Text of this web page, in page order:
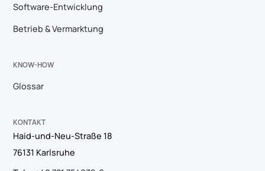
Software-Entwicklung
Betrieb & Vermarktung
KNOW-HOW
Glossar
KONTAKT
Haid-und-Neu-Straße 18
76131 Karlsruhe